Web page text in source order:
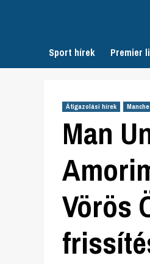
Sport hírek Premier
Átigazolási hírek
Man
Vörös